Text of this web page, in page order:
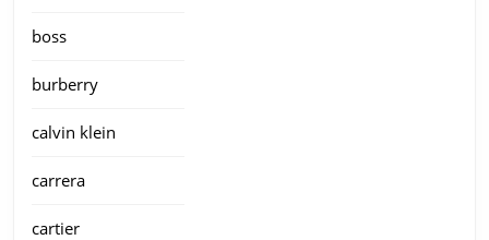
boss
burberry
calvin klein
carrera
cartier